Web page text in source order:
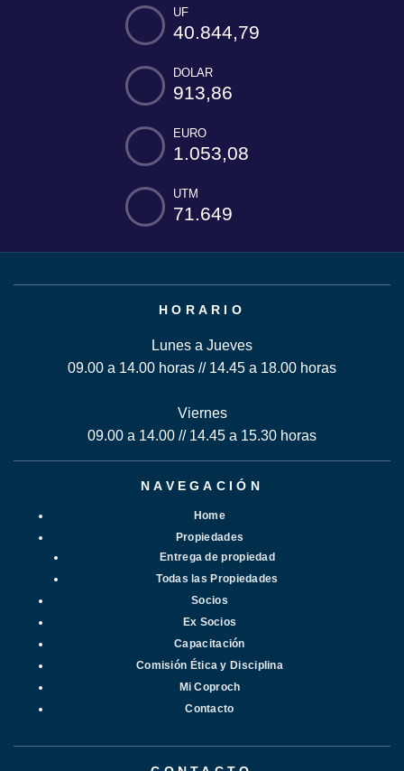
UF
40.844,79
DOLAR
913,86
EURO
1.053,08
UTM
71.649
HORARIO
Lunes a Jueves
09.00 a 14.00 horas // 14.45 a 18.00 horas
Viernes
09.00 a 14.00 // 14.45 a 15.30 horas
NAVEGACIÓN
Home
Propiedades
Entrega de propiedad
Todas las Propiedades
Socios
Ex Socios
Capacitación
Comisión Ética y Disciplina
Mi Coproch
Contacto